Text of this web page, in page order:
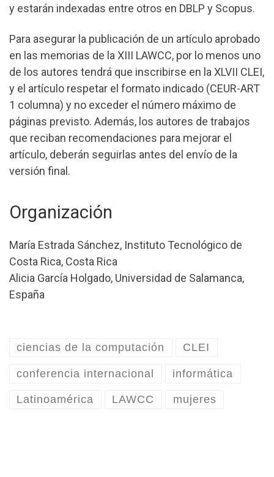
y estarán indexadas entre otros en DBLP y Scopus.
Para asegurar la publicación de un artículo aprobado
en las memorias de la XIII LAWCC, por lo menos uno
de los autores tendrá que inscribirse en la XLVII CLEI,
y el artículo respetar el formato indicado (CEUR-ART
1 columna) y no exceder el número máximo de
páginas previsto. Además, los autores de trabajos
que reciban recomendaciones para mejorar el
artículo, deberán seguirlas antes del envío de la
versión final.
Organización
María Estrada Sánchez, Instituto Tecnológico de
Costa Rica, Costa Rica
Alicia García Holgado, Universidad de Salamanca,
España
ciencias de la computación CLEI
conferencia internacional informática
Latinoamérica LAWCC mujeres